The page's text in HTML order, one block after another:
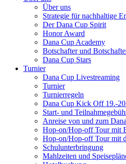
Über uns
Strategie für nachhaltige
Der Dana Cup Spirit
Honor Award
Dana Cup Academy
Botschafter und
Dana Cup Stars
Turnier
Dana Cup Livestreaming
Turnier
Turnierregeln
Dana Cup Kick Off 19.-
Start- und
Anreise von und zum
Hop-on/Hop-off Tour mit
Hop-on/Hop-off Tour mit
Schulunterbringung
Mahlzeiten und